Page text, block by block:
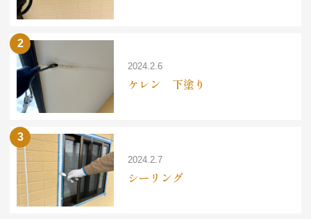
2024.2.6
ケレン 下塗り
2024.2.7
シーリング